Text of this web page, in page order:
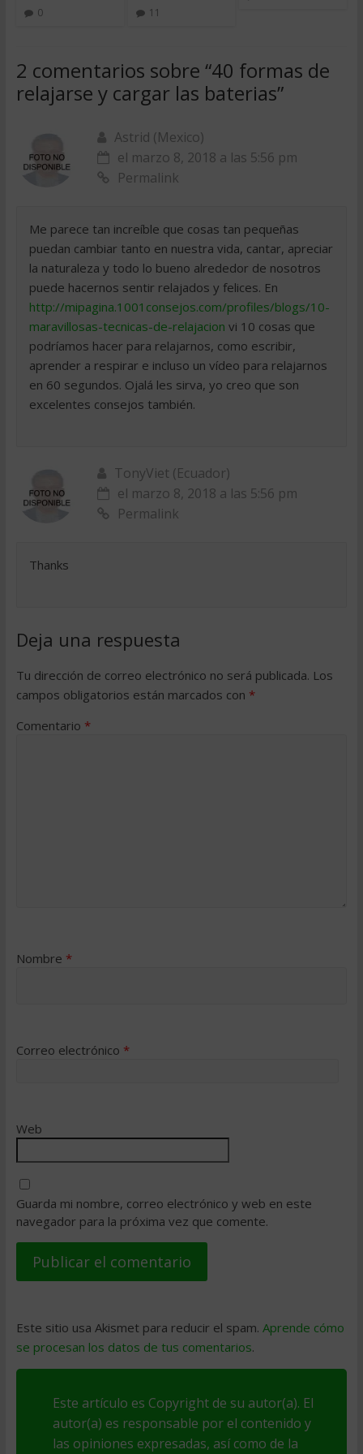
0 11
2 comentarios sobre “40 formas de
relajarse y cargar las baterias”
Astrid (Mexico)
el marzo 8, 2018 a las 5:56 pm
Permalink
Me parece tan increíble que cosas tan pequeñas
puedan cambiar tanto en nuestra vida, cantar, apreciar
la naturaleza y todo lo bueno alrededor de nosotros
puede hacernos sentir relajados y felices. En
http://mipagina.1001consejos.com/profiles/blogs/10-
maravillosas-tecnicas-de-relajacion vi 10 cosas que
podríamos hacer para relajarnos, como escribir,
aprender a respirar e incluso un vídeo para relajarnos
en 60 segundos. Ojalá les sirva, yo creo que son
excelentes consejos también.
TonyViet (Ecuador)
el marzo 8, 2018 a las 5:56 pm
Permalink
Thanks
Deja una respuesta
Tu dirección de correo electrónico no será publicada. Los
campos obligatorios están marcados con *
Comentario *
Nombre *
Correo electrónico *
Web
Guarda mi nombre, correo electrónico y web en este
navegador para la próxima vez que comente.
Este sitio usa Akismet para reducir el spam. Aprende cómo
se procesan los datos de tus comentarios.
Este artículo es Copyright de su autor(a). El
autor(a) es responsable por el contenido y
las opiniones expresadas, así como de la